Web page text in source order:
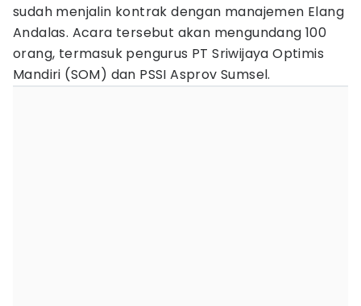
sudah menjalin kontrak dengan manajemen Elang
Andalas. Acara tersebut akan mengundang 100
orang, termasuk pengurus PT Sriwijaya Optimis
Mandiri (SOM) dan PSSI Asprov Sumsel.